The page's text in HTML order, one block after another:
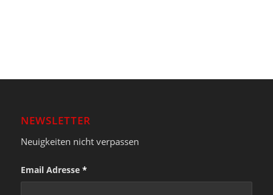
NEWSLETTER
Neuigkeiten nicht verpassen
Email Adresse *